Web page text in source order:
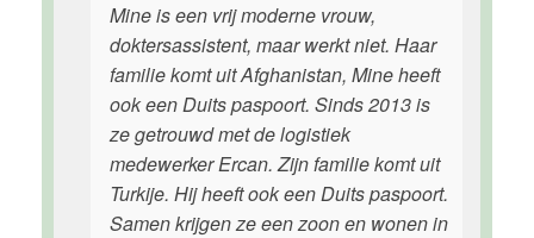
Mine is een vrij moderne vrouw,
doktersassistent, maar werkt niet. Haar
familie komt uit Afghanistan, Mine heeft
ook een Duits paspoort. Sinds 2013 is
ze getrouwd met de logistiek
medewerker Ercan. Zijn familie komt uit
Turkije. Hij heeft ook een Duits paspoort.
Samen krijgen ze een zoon en wonen in